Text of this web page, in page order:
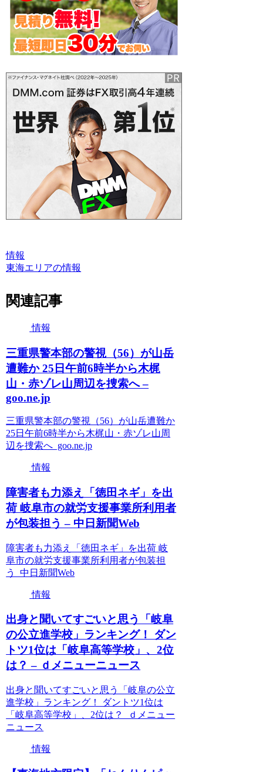
情報
東海エリアの情報
関連記事
情報
三重県警本部の警視（56）が山岳
遭難か 25日午前6時半から木梶
山・赤ゾレ山周辺を捜索へ –
goo.ne.jp
三重県警本部の警視（56）が山岳遭難か
25日午前6時半から木梶山・赤ゾレ山周
辺を捜索へ goo.ne.jp
情報
障害者も力添え「徳田ネギ」を出
荷 岐阜市の就労支援事業所利用者
が包装担う – 中日新聞Web
障害者も力添え「徳田ネギ」を出荷 岐
阜市の就労支援事業所利用者が包装担
う 中日新聞Web
情報
出身と聞いてすごいと思う「岐阜
の公立進学校」ランキング！ ダン
トツ1位は「岐阜高等学校」、2位
は？ – ｄメニューニュース
出身と聞いてすごいと思う「岐阜の公立
進学校」ランキング！ ダントツ1位は
「岐阜高等学校」、2位は？ ｄメニュー
ニュース
情報